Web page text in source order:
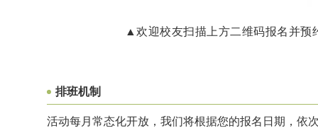
▲欢迎校友扫描上方二维码报名并预
排班机制
活动每月常态化开放，我们将根据您的报名日期，依